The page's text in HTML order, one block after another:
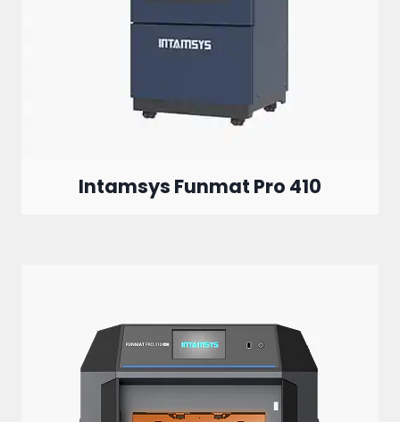
Intamsys Funmat Pro 410